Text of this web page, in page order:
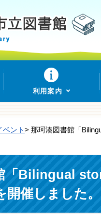
利用案内
ベント> 那珂湊図書館「
「Bilingual
催しました。